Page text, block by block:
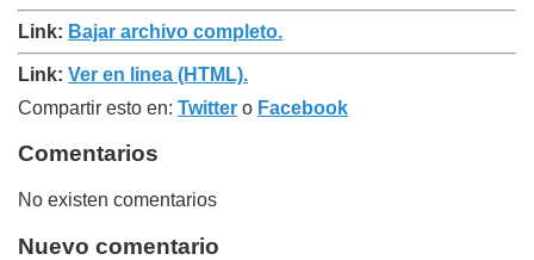
Link: Bajar archivo completo.
Link: Ver en linea (HTML).
Compartir esto en: Twitter o Facebook
Comentarios
No existen comentarios
Nuevo comentario